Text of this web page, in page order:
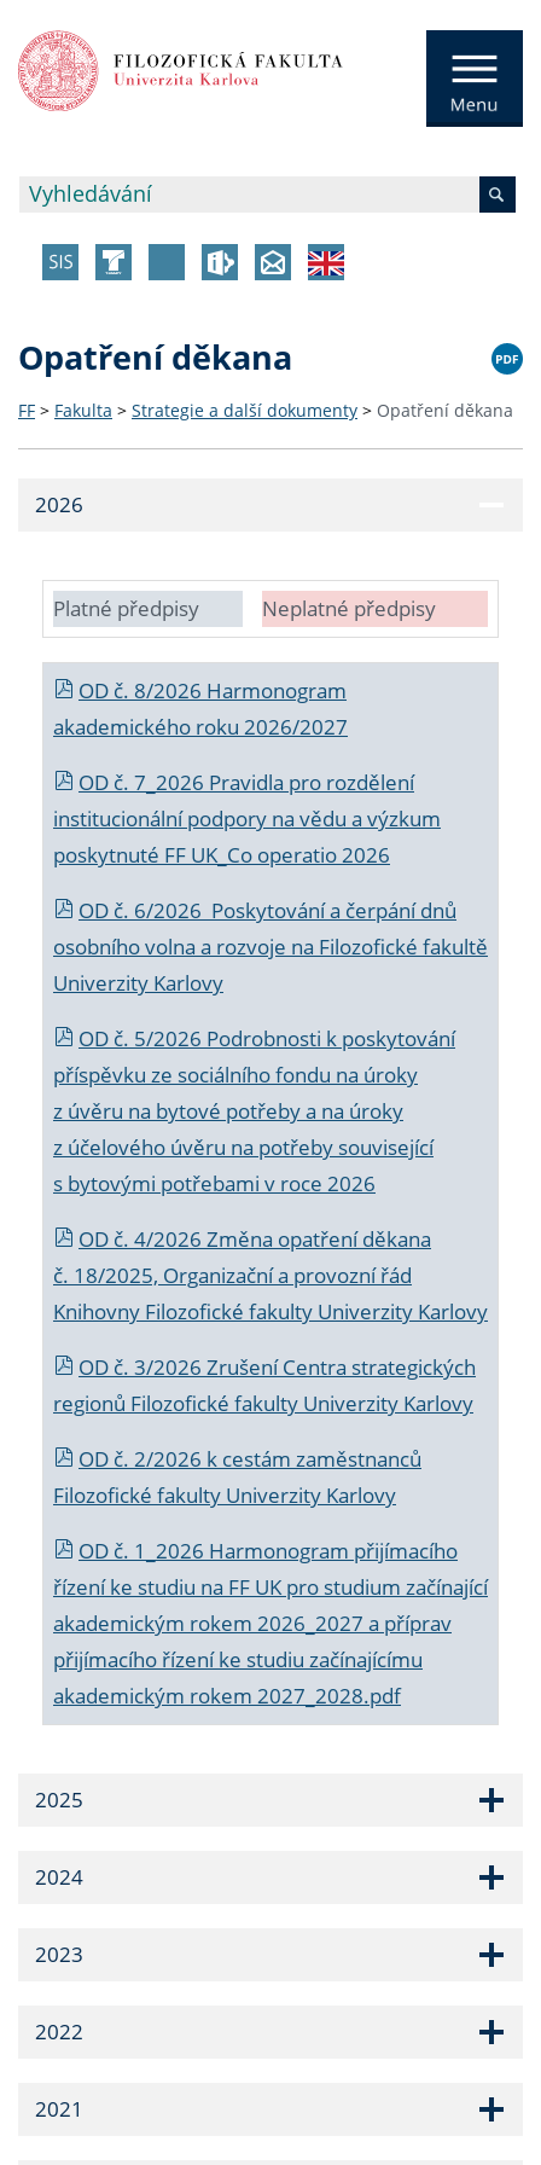
Opatření děkana
FF > Fakulta > Strategie a další dokumenty > Opatření děkana
2026
Platné předpisy Neplatné předpisy
OD č. 8/2026 Harmonogram
akademického roku 2026/2027
OD č. 7_2026 Pravidla pro rozdělení
institucionální podpory na vědu a výzkum
poskytnuté FF UK_Co operatio 2026
OD č. 6/2026 Poskytování a čerpání dnů
osobního volna a rozvoje na Filozofické fakultě
Univerzity Karlovy
OD č. 5/2026 Podrobnosti k poskytování
příspěvku ze sociálního fondu na úroky
z úvěru na bytové potřeby a na úroky
z účelového úvěru na potřeby související
s bytovými potřebami v roce 2026
OD č. 4/2026 Změna opatření děkana
č. 18/2025, Organizační a provozní řád
Knihovny Filozofické fakulty Univerzity Karlovy
OD č. 3/2026 Zrušení Centra strategických
regionů Filozofické fakulty Univerzity Karlovy
OD č. 2/2026 k cestám zaměstnanců
Filozofické fakulty Univerzity Karlovy
OD č. 1_2026 Harmonogram přijímacího
řízení ke studiu na FF UK pro studium začínající
akademickým rokem 2026_2027 a příprav
přijímacího řízení ke studiu začínajícímu
akademickým rokem 2027_2028.pdf
2025
2024
2023
2022
2021